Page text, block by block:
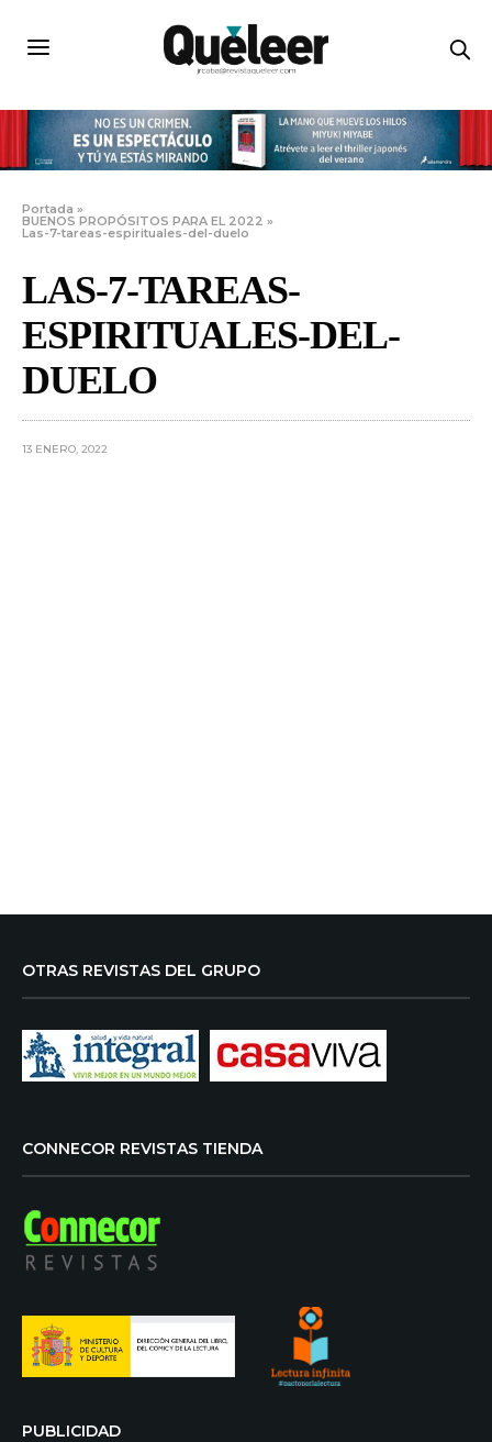
Portada »
BUENOS PROPÓSITOS PARA EL 2022 »
Las-7-tareas-espirituales-del-duelo
LAS-7-TAREAS-
ESPIRITUALES-DEL-
DUELO
13 ENERO, 2022
OTRAS REVISTAS DEL GRUPO
CONNECOR REVISTAS TIENDA
PUBLICIDAD